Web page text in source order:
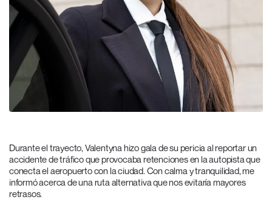
Durante el trayecto, Valentyna hizo gala de su pericia al reportar un
accidente de tráfico que provocaba retenciones en la autopista que
conecta el aeropuerto con la ciudad. Con calma y tranquilidad, me
informó acerca de una ruta alternativa que nos evitaría mayores
retrasos.